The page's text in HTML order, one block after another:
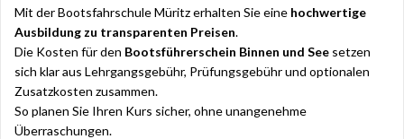
Mit der Bootsfahrschule Müritz erhalten Sie eine hochwertige
Ausbildung zu transparenten Preisen.
Die Kosten für den Bootsführerschein Binnen und See setzen
sich klar aus Lehrgangsgebühr, Prüfungsgebühr und optionalen
Zusatzkosten zusammen.
So planen Sie Ihren Kurs sicher, ohne unangenehme
Überraschungen.